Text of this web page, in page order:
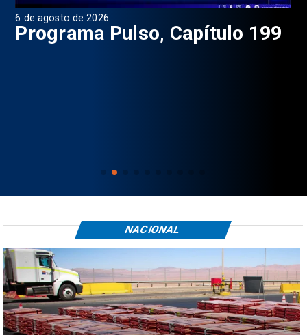
6 de agosto de 2026
Programa Pulso, Capítulo 199
NACIONAL